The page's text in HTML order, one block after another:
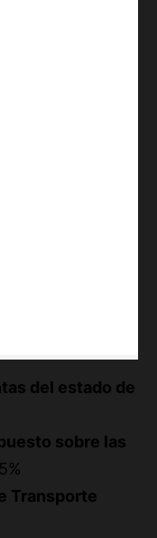
sobre las
Transporte